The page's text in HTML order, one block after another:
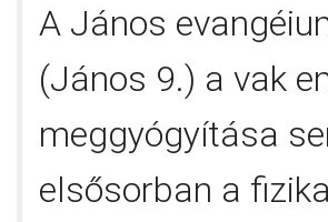
A János
(János 9.) a vak
meggyógyítása
elsősorban a